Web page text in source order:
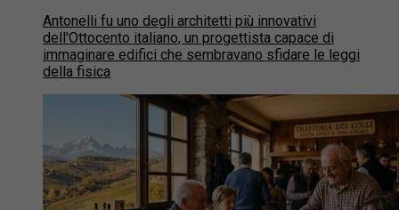
Antonelli fu uno degli architetti più innovativi
dell'Ottocento italiano, un progettista capace di
immaginare edifici che sembravano sfidare le leggi
della fisica